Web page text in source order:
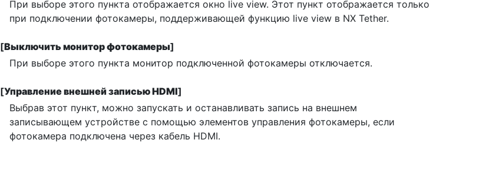
При выборе этого пункта отображается окно live view. Этот пункт отображается только
при подключении фотокамеры, поддерживающей функцию live view в NX Tether.
[Выключить монитор фотокамеры]
При выборе этого пункта монитор подключенной фотокамеры отключается.
[Управление внешней записью HDMI]
Выбрав этот пункт, можно запускать и останавливать запись на внешнем
записывающем устройстве с помощью элементов управления фотокамеры, если
фотокамера подключена через кабель HDMI.